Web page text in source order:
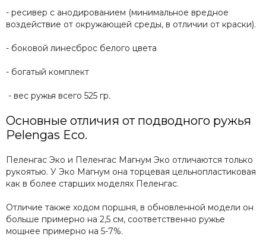
- ресивер с анодированием (минимальное вредное
воздействие от окружающей среды, в отличии от краски).
- боковой линесброс белого цвета
- богатый комплект
- вес ружья всего 525 гр.
Основные отличия от подводного ружья
Pelengas Eco.
Пеленгас Эко и Пеленгас Магнум Эко отличаются только
рукоятью. У Эко Магнум она торцевая цельнопластиковая
как в более старших моделях Пеленгас.
Отличие также ходом поршня, в обновленной модели он
больше примерно на 2,5 см, соответственно ружье
мощнее примерно на 5-7%.